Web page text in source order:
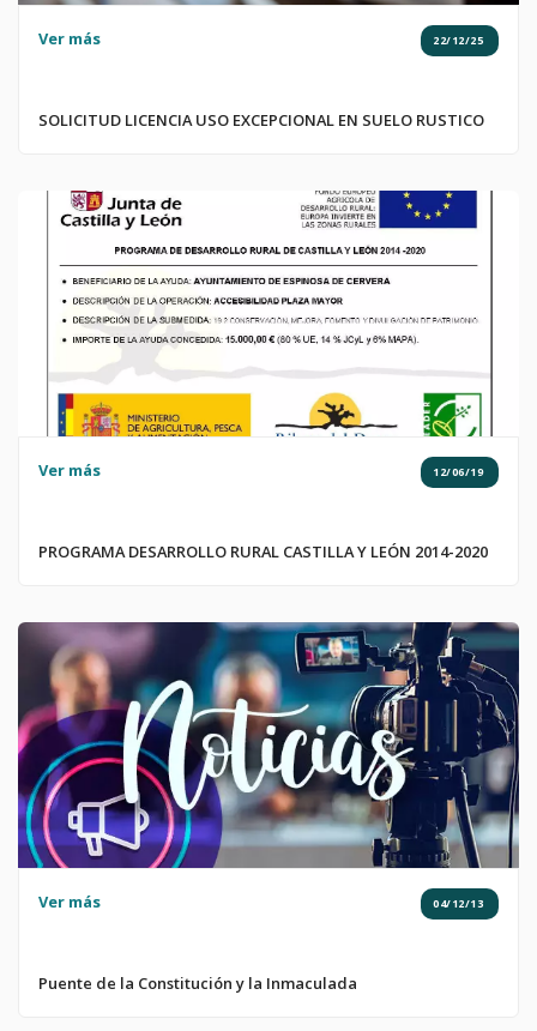
Ver más 22/12/25
SOLICITUD LICENCIA USO EXCEPCIONAL EN SUELO RUSTICO
Ver más 12/06/19
PROGRAMA DESARROLLO RURAL CASTILLA Y LEÓN 2014-2020
Ver más 04/12/13
Puente de la Constitución y la Inmaculada